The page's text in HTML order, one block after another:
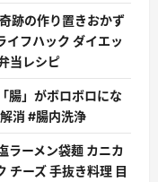
跡の作り置きおかず
イフハック ダイエッ
当レシピ
腸」がボロボロにな
消 #腸内洗浄
ラーメン袋麺 カニカ
チーズ 手抜き料理 目